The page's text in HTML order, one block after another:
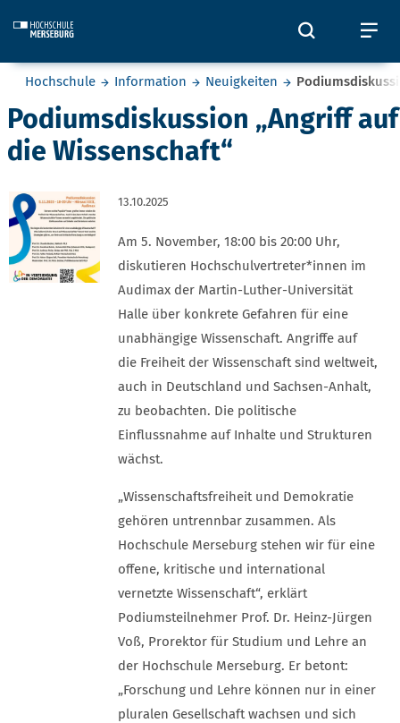
Öffnet
Sie befinden sich hier:
Hochschule Information Neuigkeiten
Podiumsdiskussion „Angriff auf
die Wissenschaft“
13.10.2025
Am 5. November, 18:00 bis 20:00 Uhr,
diskutieren Hochschulvertreter*innen im
Audimax der Martin-Luther-Universität
Halle über konkrete Gefahren für eine
unabhängige Wissenschaft. Angriffe auf
die Freiheit der Wissenschaft sind weltweit,
auch in Deutschland und Sachsen-Anhalt,
zu beobachten. Die politische
Einflussnahme auf Inhalte und Strukturen
wächst.
„Wissenschaftsfreiheit und Demokratie
gehören untrennbar zusammen. Als
Hochschule Merseburg stehen wir für eine
offene, kritische und international
vernetzte Wissenschaft“, erklärt
Podiumsteilnehmer Prof. Dr. Heinz-Jürgen
Voß, Prorektor für Studium und Lehre an
der Hochschule Merseburg. Er betont:
„Forschung und Lehre können nur in einer
pluralen Gesellschaft wachsen und sich